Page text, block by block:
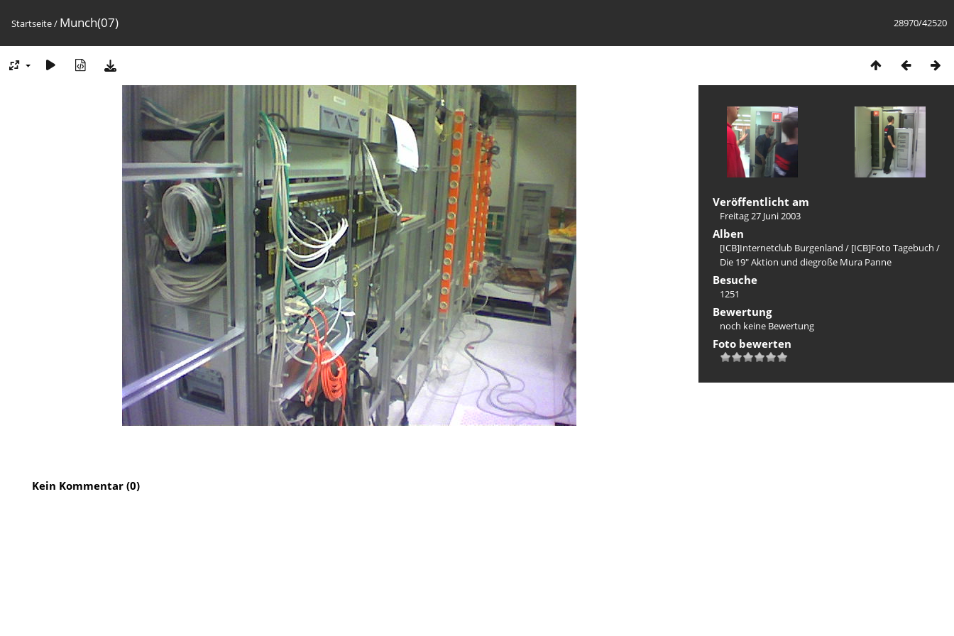
28970/42520
Startseite/ Munch(07)
Veröffentlicht am
Freitag 27 Juni 2003
Alben
[ICB]Internetclub Burgenland / [ICB]Foto Tagebuch /
Die 19" Aktion und diegroße Mura Panne
Besuche
1251
Bewertung
noch keine Bewertung
Foto bewerten
Kein Kommentar (0)